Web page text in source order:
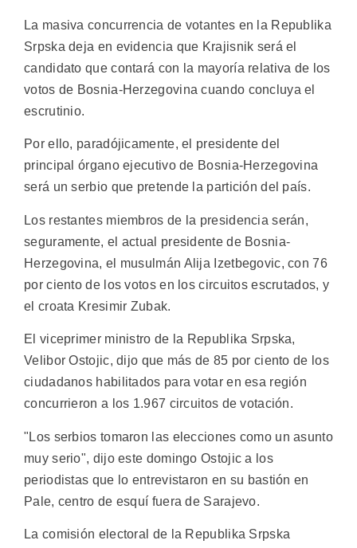
La masiva concurrencia de votantes en la Republika
Srpska deja en evidencia que Krajisnik será el
candidato que contará con la mayoría relativa de los
votos de Bosnia-Herzegovina cuando concluya el
escrutinio.
Por ello, paradójicamente, el presidente del
principal órgano ejecutivo de Bosnia-Herzegovina
será un serbio que pretende la partición del país.
Los restantes miembros de la presidencia serán,
seguramente, el actual presidente de Bosnia-
Herzegovina, el musulmán Alija Izetbegovic, con 76
por ciento de los votos en los circuitos escrutados, y
el croata Kresimir Zubak.
El viceprimer ministro de la Republika Srpska,
Velibor Ostojic, dijo que más de 85 por ciento de los
ciudadanos habilitados para votar en esa región
concurrieron a los 1.967 circuitos de votación.
"Los serbios tomaron las elecciones como un asunto
muy serio", dijo este domingo Ostojic a los
periodistas que lo entrevistaron en su bastión en
Pale, centro de esquí fuera de Sarajevo.
La comisión electoral de la Republika Srpska